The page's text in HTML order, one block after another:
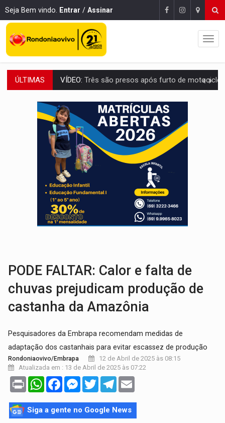
Seja Bem vindo. Entrar / Assinar
ÚLTIMAS CELEBRAÇÃO:Cerejeiras completa 43 anos de emancipação com
SAÚDE:Anvisa desmente boato sobre presença de plástico ou
VÍDEO:Pitbulls fogem de residência e atacam casal de idosos
AÇÃO CONJUNTA:Forças policiais apreendem cerca de 1kg de
PF ESTÁ APURANDO: Flávio Bolsonaro escolhe Alfredo Gaspar como vice, alvo de
NO CENTRO: Colisão entre ônibus e carro provoca
ELEIÇÕES 2026: Candidato a deputado estadual declara carros por R$ 25 e
VÍDEO:Motocicletas batem de frente e duas pessoas ficam
PODE FALTAR: Calor e falta de
chuvas prejudicam produção de
castanha da Amazônia
Pesquisadores da Embrapa recomendam medidas de
adaptação dos castanhais para evitar escassez de produção
Rondoniaovivo/Embrapa
12 de Abril de 2025 às 08:15
Atualizada em : 13 de Abril de 2025 às 07:22
Print WhatsAppFacebookMessenger
TwitterTelegram
Siga a gente no Google News